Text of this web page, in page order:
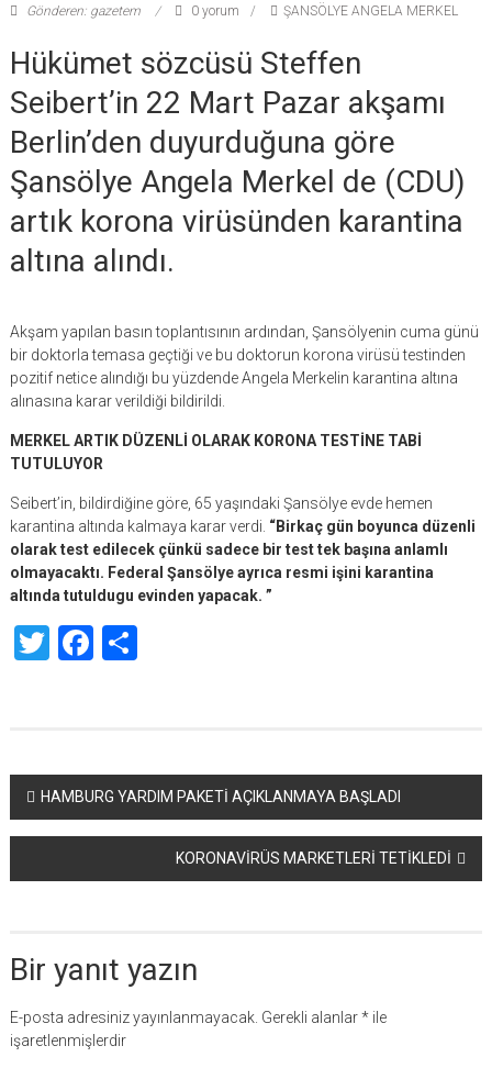
Gönderen: gazetem 0 yorum ŞANSÖLYE ANGELA MERKEL
Hükümet sözcüsü Steffen
Seibert’in 22 Mart Pazar akşamı
Berlin’den duyurduğuna göre
Şansölye Angela Merkel de (CDU)
artık korona virüsünden karantina
altına alındı.
Akşam yapılan basın toplantısının ardından, Şansölyenin cuma günü
bir doktorla temasa geçtiği ve bu doktorun korona virüsü testinden
pozitif netice alındığı bu yüzdende Angela Merkelin karantina altına
alınasına karar verildiği bildirildi.
MERKEL ARTIK DÜZENLİ OLARAK KORONA TESTİNE TABİ
TUTULUYOR
Seibert’in, bildirdiğine göre, 65 yaşındaki Şansölye evde hemen
karantina altında kalmaya karar verdi. “Birkaç gün boyunca düzenli
olarak test edilecek çünkü sadece bir test tek başına anlamlı
olmayacaktı. Federal Şansölye ayrıca resmi işini karantina
altında tutuldugu evinden yapacak. ”
TwitterFacebook
Share
Yazı
dolaşımı
HAMBURG YARDIM PAKETİ AÇIKLANMAYA BAŞLADI
KORONAVİRÜS MARKETLERİ TETİKLEDİ
Bir yanıt yazın
E-posta adresiniz yayınlanmayacak. Gerekli alanlar*ile
işaretlenmişlerdir